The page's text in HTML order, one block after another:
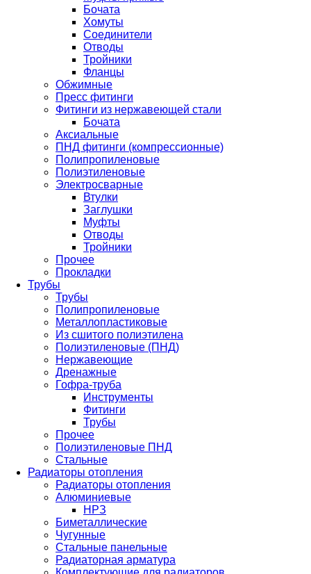
Бочата
Хомуты
Соединители
Отводы
Тройники
Фланцы
Обжимные
Пресс фитинги
Фитинги из нержавеющей стали
Бочата
Аксиальные
ПНД фитинги (компрессионные)
Полипропиленовые
Полиэтиленовые
Электросварные
Втулки
Заглушки
Муфты
Отводы
Тройники
Прочее
Прокладки
Трубы
Трубы
Полипропиленовые
Металлопластиковые
Из сшитого полиэтилена
Полиэтиленовые (ПНД)
Нержавеющие
Дренажные
Гофра-труба
Инструменты
Фитинги
Трубы
Прочее
Полиэтиленовые ПНД
Стальные
Радиаторы отопления
Радиаторы отопления
Алюминиевые
НРЗ
Биметаллические
Чугунные
Стальные панельные
Радиаторная арматура